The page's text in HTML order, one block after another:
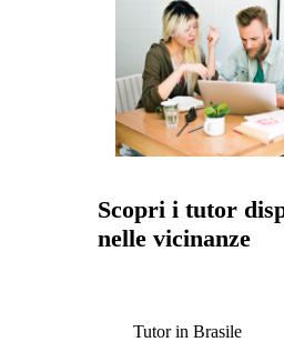
Scopri i tutor
nelle vicinanze
Tutor in Brasile